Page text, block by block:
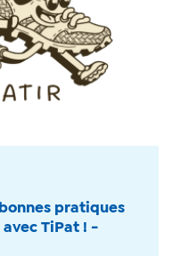
pratiques
TiPat ! -